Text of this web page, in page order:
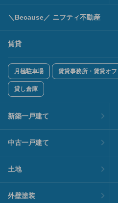
＼Because／ ニフティ不動産
賃貸
月極駐車場 賃貸事務所・賃貸オフ
貸し倉庫
新築一戸建て
中古一戸建て
土地
外壁塗装